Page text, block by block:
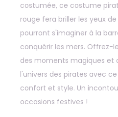
costumée, ce costume
rouge fera briller les yeux
pourront s'imaginer à la
conquérir les mers. Offrez-
des moments magiques et
l'univers des pirates avec
confort et style. Un
occasions festives !